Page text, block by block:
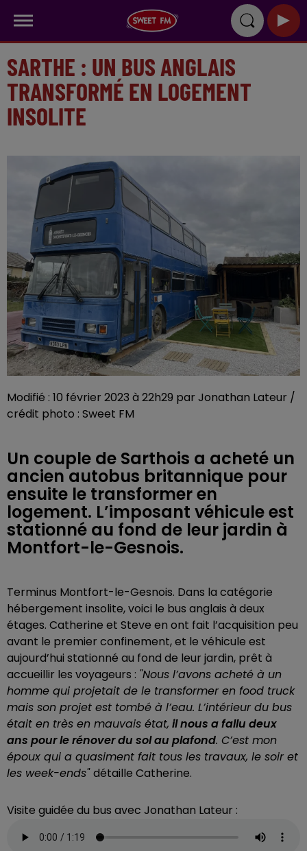
SARTHE : UN BUS ANGLAIS
TRANSFORMÉ EN LOGEMENT
INSOLITE
Modifié : 10 février 2023 à 22h29 par Jonathan Lateur /
crédit photo : Sweet FM
Un couple de Sarthois a acheté un
ancien autobus britannique pour
ensuite le transformer en
logement. L’imposant véhicule est
stationné au fond de leur jardin à
Montfort-le-Gesnois.
Terminus Montfort-le-Gesnois. Dans la catégorie
hébergement insolite, voici le bus anglais à deux
étages. Catherine et Steve en ont fait l’acquisition peu
avant le premier confinement, et le véhicule est
aujourd’hui stationné au fond de leur jardin, prêt à
accueillir les voyageurs : "Nous l’avons acheté à un
homme qui projetait de le transformer en food truck
mais son projet est tombé à l’eau. L’intérieur du bus
était en très en mauvais état, il nous a fallu deux
ans pour le rénover du sol au plafond. C’est mon
époux qui a quasiment fait tous les travaux, le soir et
les week-ends"détaille Catherine.
Visite guidée du bus avec Jonathan Lateur :